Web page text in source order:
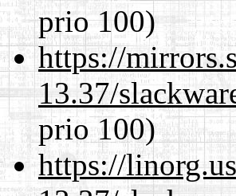
prio 100)
https://
13.37/
prio 100)
https://